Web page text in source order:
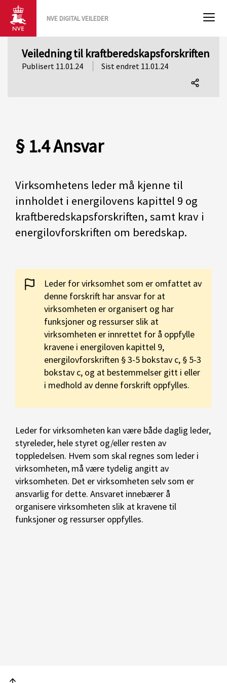
NVE DIGITAL VEILEDER
Veiledning til kraftberedskapsforskriften
Publisert 11.01.24 Sist endret 11.01.24
§ 1.4 Ansvar
Virksomhetens leder må kjenne til
innholdet i energilovens kapittel 9 og
kraftberedskapsforskriften, samt krav i
energilovforskriften om beredskap.
Leder for virksomhet som er omfattet av
denne forskrift har ansvar for at
virksomheten er organisert og har
funksjoner og ressurser slik at
virksomheten er innrettet for å oppfylle
kravene i energiloven kapittel 9,
energilovforskriften § 3-5 bokstav c, § 5-3
bokstav c, og at bestemmelser gitt i eller
i medhold av denne forskrift oppfylles.
Leder for virksomheten kan være både daglig leder,
styreleder, hele styret og/eller resten av
toppledelsen. Hvem som skal regnes som leder i
virksomheten, må være tydelig angitt av
virksomheten. Det er virksomheten selv som er
ansvarlig for dette. Ansvaret innebærer å
organisere virksomheten slik at kravene til
funksjoner og ressurser oppfylles.